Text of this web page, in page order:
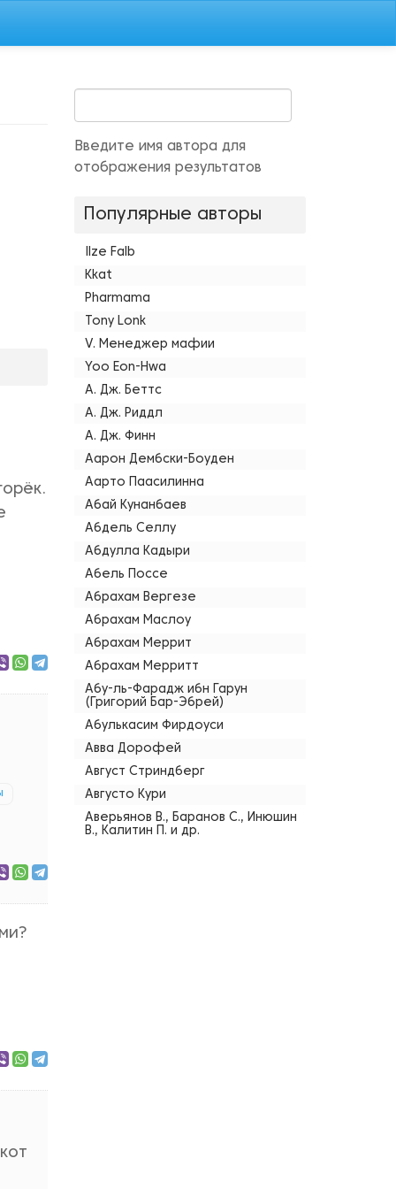
Введите имя автора для
отображения результатов
Популярные авторы
Ilze Falb
Kkat
Pharmama
Tony Lonk
V. Менеджер мафии
Yoo Eon-Hwa
А. Дж. Беттс
А. Дж. Риддл
А. Дж. Финн
Аарон Дембски-Боуден
Аарто Паасилинна
Абай Кунанбаев
Абдель Селлу
Абдулла Кадыри
Абель Поссе
Абрахам Вергезе
Абрахам Маслоу
Абрахам Меррит
Абрахам Мерритт
Абу-ль-Фарадж ибн Гарун
(Григорий Бар-Эбрей)
Абулькасим Фирдоуси
Авва Дорофей
Август Стриндберг
Августо Кури
Аверьянов В., Баранов С., Инюшин
В., Калитин П. и др.